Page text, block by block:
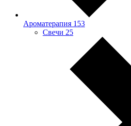
Ароматерапия 153
Свечи 25